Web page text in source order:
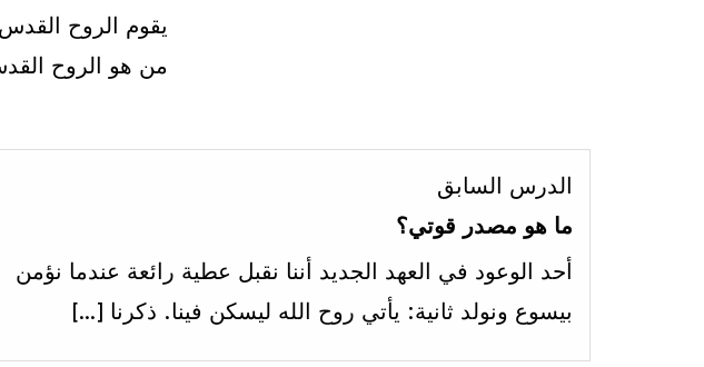
يقوم الروح
من هو الروح
الدرس السابق
ما هو مصدر قوتي؟
أحد الوعود في العهد الجديد أننا نقبل عطية رائعة عندما نؤمن
بيسوع ونولد ثانية: يأتي روح الله ليسكن فينا. ذكرنا […]